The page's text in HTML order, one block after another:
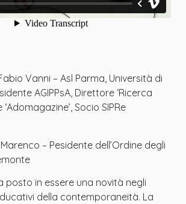
Vanni – Asl Parma, Università di
AGIPPsA, Direttore ‘Ricerca
Socio SIPRe
– Pesidente dell’Ordine degli
posto in essere una novità negli
della contemporaneità. La